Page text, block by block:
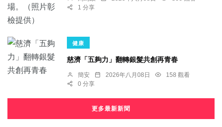
1 分享
健康
慈濟「五夠力」翻轉銀髮共創再青春
簡安 2026年八月08日
158 觀看
0 分享
更多最新新聞